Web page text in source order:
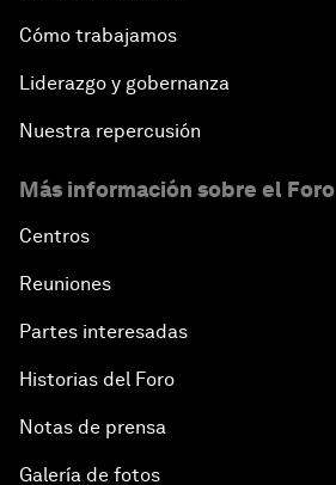
Cómo trabajamos
Liderazgo y gobernanza
Nuestra repercusión
Más información sobre el Foro
Centros
Reuniones
Partes interesadas
Historias del Foro
Notas de prensa
Galería de fotos